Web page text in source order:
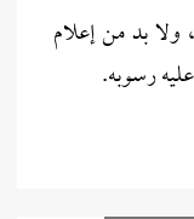
بد من إعلام
رسوبه.